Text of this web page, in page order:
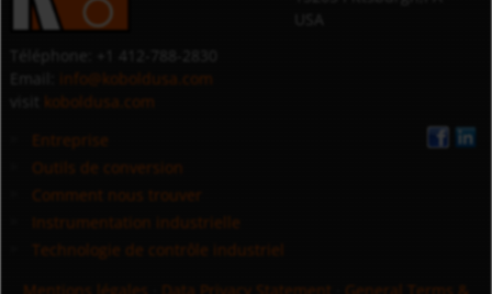
info@koboldusa.com
koboldusa.com
Entreprise
Outils de conversion
Comment nous trouver
Instrumentation industrielle
Technologie de contrôle industriel